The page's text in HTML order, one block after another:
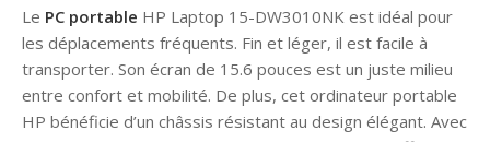
Le PC portable HP Laptop 15-DW3010NK est idéal pour
les déplacements fréquents. Fin et léger, il est facile à
transporter. Son écran de 15.6 pouces est un juste milieu
entre confort et mobilité. De plus, cet ordinateur portable
HP bénéficie d’un châssis résistant au design élégant. Avec